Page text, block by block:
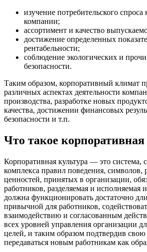
изучение потребительского
компании;
ассортимент и качество
достижение определенных
рентабельности;
соблюдение экологических и
безопасности.
Таким образом, корпоративный климат
различных аспектах деятельности
производства, разработке новых
качества, достижении финансовых
безопасности и т.п.
Что такое корпоративная
Корпоративная культура — это система,
комплекса правил поведения, символов,
ценностей, принятых в организации,
работников, разделяемая и исполняемая
должна функционировать достаточно
привычной для работников,
взаимодействию и согласованным
всех уровней управления организации
целей, и таким образом подтвердив свою
передаваться новым работникам как